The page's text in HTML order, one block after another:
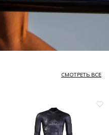
СМОТРЕТЬ ВСЕ